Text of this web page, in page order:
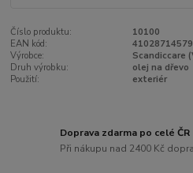
Číslo produktu:
10100
EAN kód:
Výrobce:
Scandiccare
Druh výrobku:
olej na dřevo
Použití:
exteriér
Doprava zdarma po celé ČR
Při nákupu nad 2400 Kč